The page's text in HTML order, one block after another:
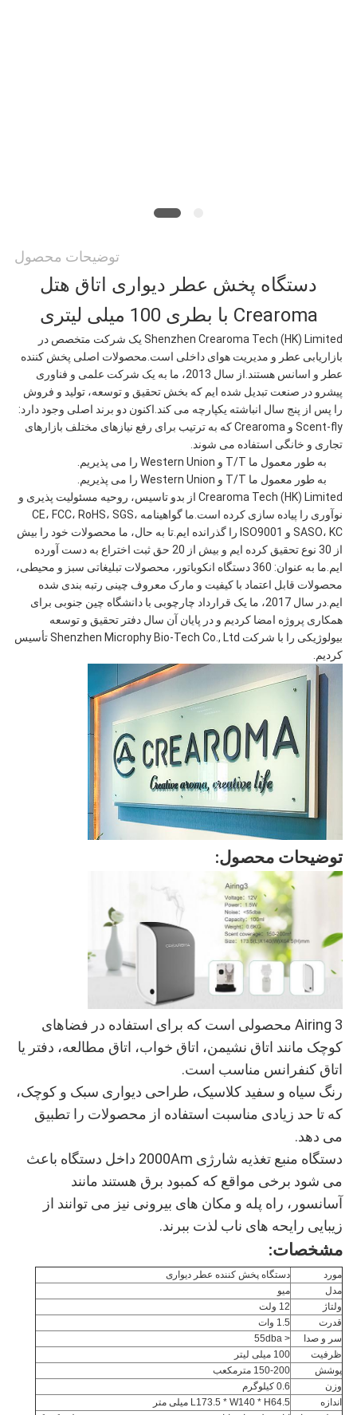
نقشه
سایت
سیاست
حفظ
حریم
خصوصی
توضیحات محصول
دستگاه پخش عطر دیواری اتاق هتل
Crearoma با بطری 100 میلی لیتری
Shenzhen Crearoma Tech (HK) Limited یک شرکت متخصص در
بازاریابی عطر و مدیریت هوای داخلی است.محصولات اصلی پخش کننده
عطر و اسانس هستند.از سال 2013، ما به یک شرکت علمی و فناوری
پیشرو در صنعت تبدیل شده ایم که بخش تحقیق و توسعه، تولید و فروش
را پس از پنج سال انباشته یکپارچه می کند.اکنون دو برند اصلی وجود دارد:
Scent-fly و Crearoma که به ترتیب برای رفع نیازهای مختلف بازارهای
تجاری و خانگی استفاده می شوند.
به طور معمول ما T/T و Western Union را می پذیریم.
به طور معمول ما T/T و Western Union را می پذیریم.
Crearoma Tech (HK) Limited از بدو تاسیس، روحیه مسئولیت پذیری و
نوآوری را پیاده سازی کرده است.ما گواهینامه CE، FCC، RoHS، SGS،
SASO، KC و ISO9001 را گذرانده ایم.تا به حال، ما محصولات خود را بیش
از 30 نوع تحقیق کرده ایم و بیش از 20 حق ثبت اختراع به دست آورده
ایم.ما به عنوان: 360 دستگاه انکوباتور، محصولات تبلیغاتی سبز و محیطی،
محصولات قابل اعتماد با کیفیت و مارک معروف چینی رتبه بندی شده
ایم.در سال 2017، ما یک قرارداد چارچوبی با دانشگاه چین جنوبی برای
همکاری پروژه امضا کردیم و در پایان آن سال دفتر تحقیق و توسعه
بیولوژیکی را با شرکت Shenzhen Microphy Bio-Tech Co., Ltd تأسیس
کردیم.
توضیحات محصول:
Airing 3 محصولی است که برای استفاده در فضاهای
کوچک مانند اتاق نشیمن، اتاق خواب، اتاق مطالعه، دفتر یا
اتاق کنفرانس مناسب است.
رنگ سیاه و سفید کلاسیک، طراحی دیواری سبک و کوچک،
که تا حد زیادی مناسبت استفاده از محصولات را تطبیق
می دهد.
دستگاه منبع تغذیه شارژی 2000Am داخل دستگاه باعث
می شود برخی مواقع که کمبود برق هستند مانند
آسانسور، راه پله و مکان های بیرونی نیز می توانند از
زیبایی رایحه های ناب لذت ببرند.
مشخصات:
مورد
دستگاه پخش کننده عطر دیواری
مدل
میو
ولتاژ
12 ولت
قدرت
1.5 وات
سر و صدا
< 55dba
ظرفیت
100 میلی لیتر
پوشش
150-200 مترمکعب
وزن
0.6 کیلوگرم
اندازه
L173.5 * W140 * H64.5 میلی متر